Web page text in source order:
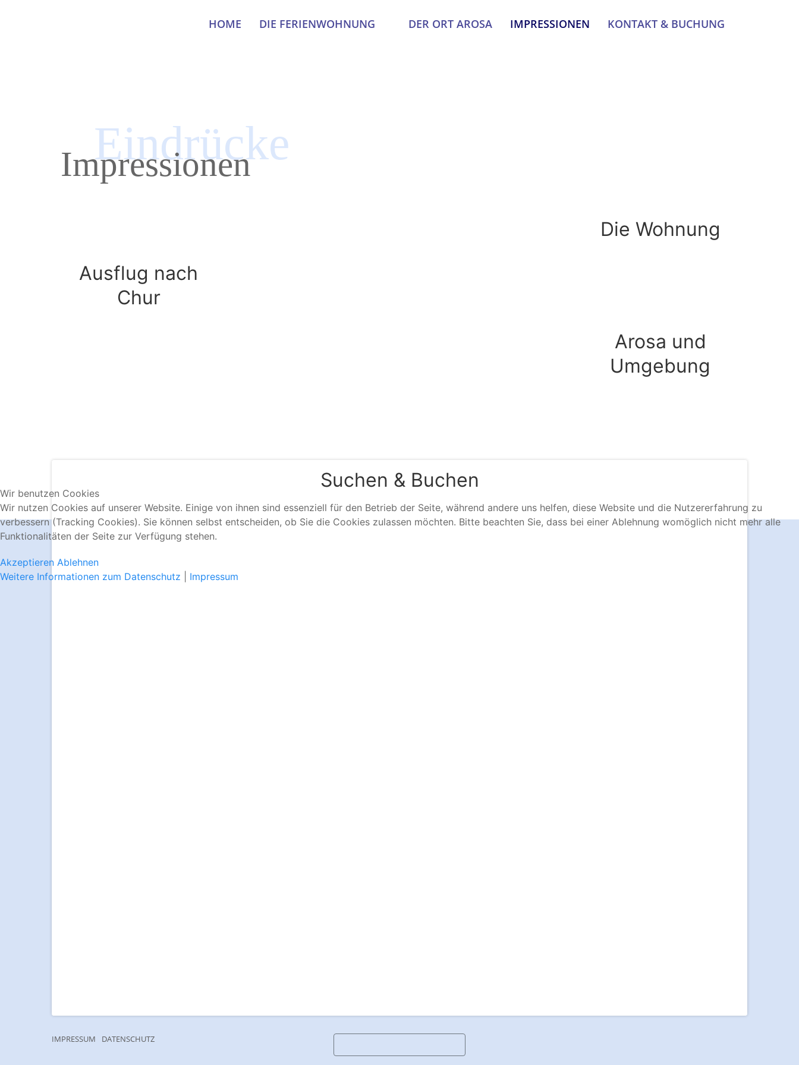
HOME DIE FERIENWOHNUNG DER ORT AROSA IMPRESSIONEN KONTAKT & BUCHUNG
Eindrücke
Impressionen
Die Wohnung
Ausflug nach
Chur
Arosa und
Umgebung
Wir benutzen Cookies
Wir nutzen Cookies auf unserer Website. Einige von ihnen sind essenziell für den Betrieb der Seite, während andere uns helfen, diese Website und die Nutzererfahrung zu
verbessern (Tracking Cookies). Sie können selbst entscheiden, ob Sie die Cookies zulassen möchten. Bitte beachten Sie, dass bei einer Ablehnung womöglich nicht mehr alle
Funktionalitäten der Seite zur Verfügung stehen.
Akzeptieren Ablehnen
Weitere Informationen zum Datenschutz
Impressum
Suchen & Buchen
IMPRESSUM DATENSCHUTZ